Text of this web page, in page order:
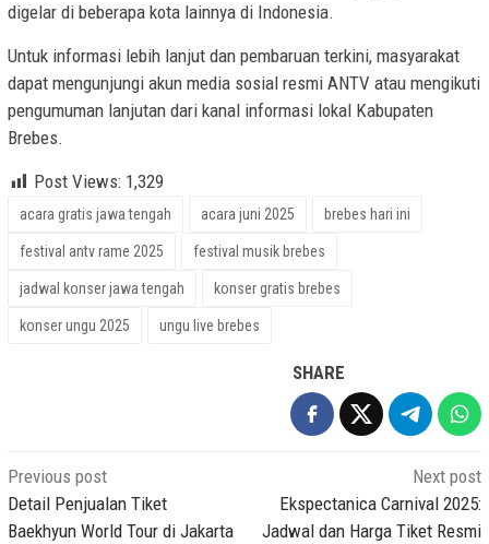
digelar di beberapa kota lainnya di Indonesia.
Untuk informasi lebih lanjut dan pembaruan terkini, masyarakat
dapat mengunjungi akun media sosial resmi ANTV atau mengikuti
pengumuman lanjutan dari kanal informasi lokal Kabupaten
Brebes.
Post Views: 1,329
acara gratis jawa tengah acara juni 2025 brebes hari ini
festival antv rame 2025 festival musik brebes
jadwal konser jawa tengah konser gratis brebes
konser ungu 2025 ungu live brebes
SHARE
Post
navigation
Previous post
Detail Penjualan Tiket
Baekhyun World Tour di Jakarta
Next post
Ekspectanica Carnival 2025:
Jadwal dan Harga Tiket Resmi